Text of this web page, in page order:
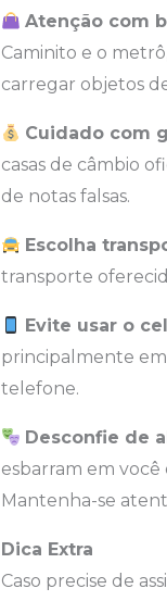
Atenção com
Caminito e o
carregar objetos
Cuidado com
casas de câmbio
de notas falsas.
Escolha
transporte
Evite usar o
principalmente
telefone.
Desconfie de
esbarram em
Mantenha-se
Dica Extra
Caso precise de